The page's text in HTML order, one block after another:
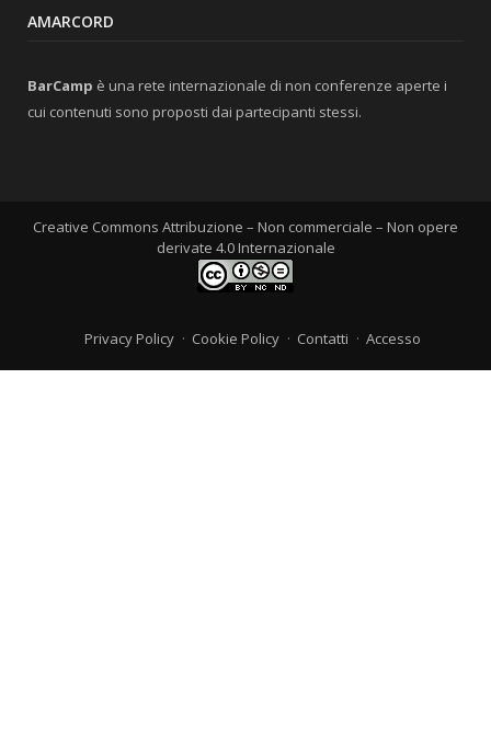
AMARCORD
BarCamp è una rete internazionale di non conferenze aperte i
cui contenuti sono proposti dai partecipanti stessi.
Creative Commons Attribuzione – Non commerciale – Non opere
derivate 4.0 Internazionale
Privacy Policy Cookie Policy Contatti Accesso